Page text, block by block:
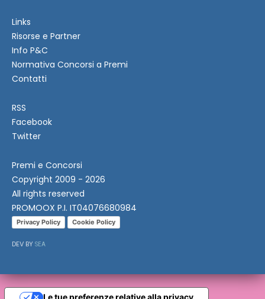
Links
Risorse e Partner
Info P&C
Normativa Concorsi a Premi
Contatti
RSS
Facebook
Twitter
Premi e Concorsi
Copyright 2009 - 2026
All rights reserved
PROMOOX P.I. IT04076680984
Privacy Policy Cookie Policy
DEV BY SEA
Le tue preferenze relative alla privacy